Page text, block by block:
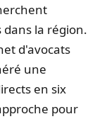
la région.
d'avocats
une
en six
pour